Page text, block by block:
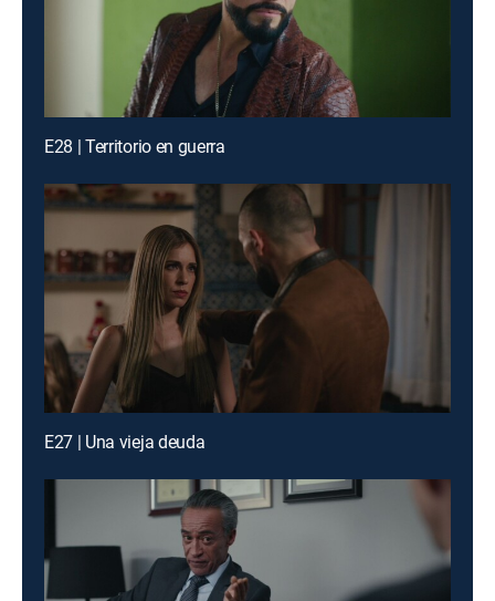
E28 | Territorio en guerra
E27 | Una vieja deuda